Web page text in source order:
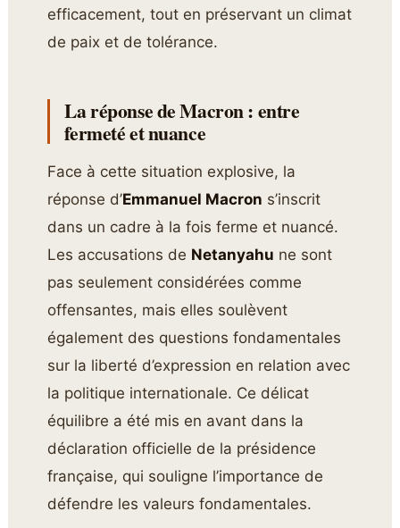
efficacement, tout en préservant un climat
de paix et de tolérance.
La réponse de Macron : entre
fermeté et nuance
Face à cette situation explosive, la
réponse d’Emmanuel Macron s’inscrit
dans un cadre à la fois ferme et nuancé.
Les accusations de Netanyahu ne sont
pas seulement considérées comme
offensantes, mais elles soulèvent
également des questions fondamentales
sur la liberté d’expression en relation avec
la politique internationale. Ce délicat
équilibre a été mis en avant dans la
déclaration officielle de la présidence
française, qui souligne l’importance de
défendre les valeurs fondamentales.